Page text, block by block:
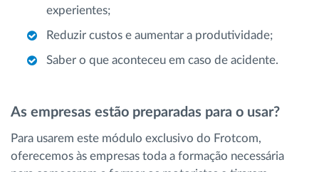
experientes;
Reduzir custos e aumentar a produtividade;
Saber o que aconteceu em caso de acidente.
As empresas estão preparadas para o usar?
Para usarem este módulo exclusivo do Frotcom,
oferecemos às empresas toda a formação necessária